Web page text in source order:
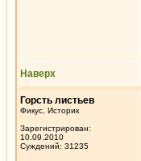
Наверх
Горсть листьев
Фикус, Историк
Зарегистрирован:
10.09.2010
Суждений: 31235